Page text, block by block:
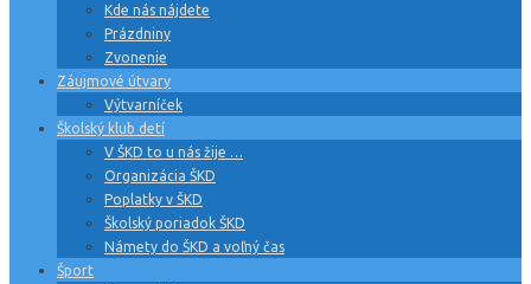
Kde nás nájdete
Prázdniny
Zvonenie
Záujmové útvary
Výtvarníček
Školský klub detí
V ŠKD to u nás žije …
Organizácia ŠKD
Poplatky v ŠKD
Školský poriadok ŠKD
Námety do ŠKD a voľný čas
Šport